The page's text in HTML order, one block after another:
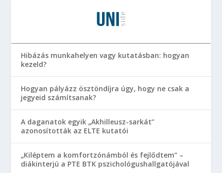
Hibázás munkahelyen vagy kutatásban: hogyan
kezeld?
Hogyan pályázz ösztöndíjra úgy, hogy ne csak a
jegyeid számítsanak?
A daganatok egyik „Akhilleusz-sarkát”
azonosították az ELTE kutatói
„Kiléptem a komfortzónámból és fejlődtem” –
diákinterjú a PTE BTK pszichológushallgatójával